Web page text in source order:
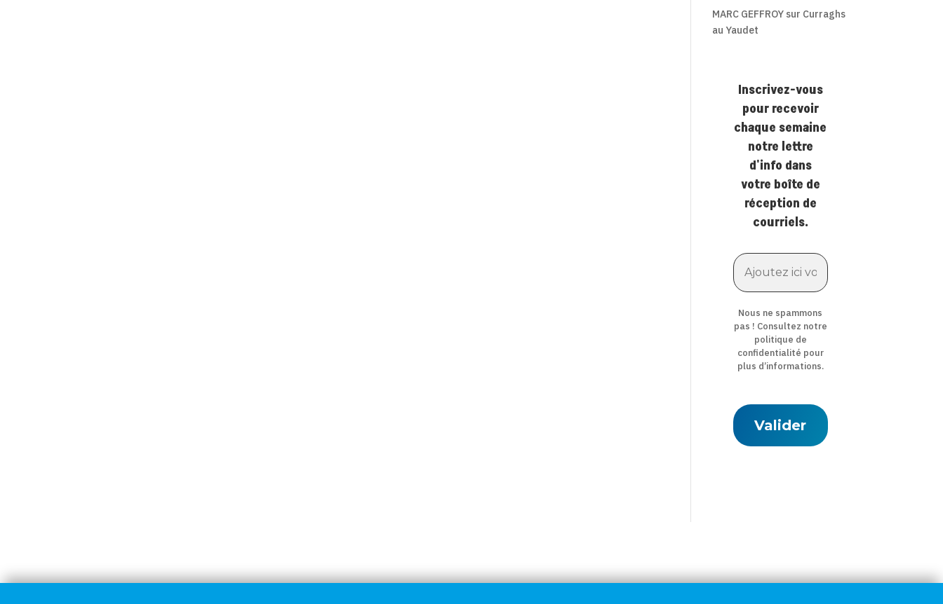
MARC GEFFROY sur Curraghs
au Yaudet
Inscrivez-vous
pour recevoir
chaque semaine
notre lettre
d'info dans
votre boîte de
réception de
courriels.
Nous ne spammons
pas ! Consultez notre
politique de
confidentialité pour
plus d’informations.